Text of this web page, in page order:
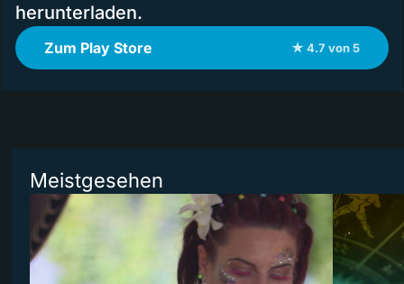
herunterladen.
Zum Play Store ★ 4.7 von 5
Meistgesehen